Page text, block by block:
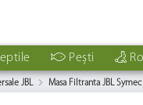
Pești
JBL Masa Filtranta JBL